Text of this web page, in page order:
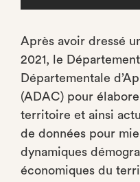
Après avoir dressé
2021, le
Départementale
(ADAC) pour
territoire et ainsi
de données pour
dynamiques
économiques du